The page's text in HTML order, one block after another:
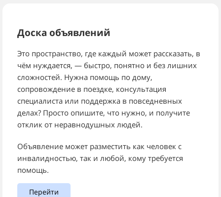
Доска объявлений
Это пространство, где каждый может рассказать, в
чём нуждается, — быстро, понятно и без лишних
сложностей. Нужна помощь по дому,
сопровождение в поездке, консультация
специалиста или поддержка в повседневных
делах? Просто опишите, что нужно, и получите
отклик от неравнодушных людей.
Объявление может разместить как человек с
инвалидностью, так и любой, кому требуется
помощь.
Перейти